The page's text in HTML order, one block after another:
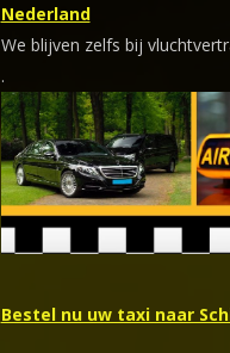
Nederland
We blijven zelfs bij
.
Bestel nu uw taxi naar